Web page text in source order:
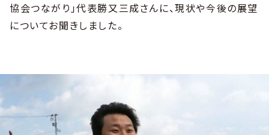
協会つながり」代表勝又三成さんに、現状や今後の展望
についてお聞きしました。